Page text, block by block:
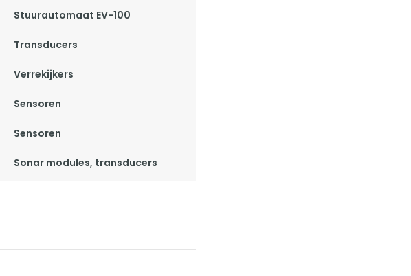
Stuurautomaat EV-100
Transducers
Verrekijkers
Sensoren
Sensoren
Sonar modules, transducers